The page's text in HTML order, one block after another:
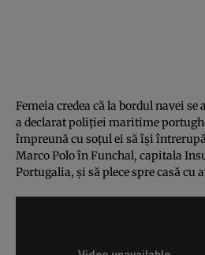
Femeia credea că la bordul navei
a declarat poliţiei maritime
împreună cu soţul ei să îşi
Marco Polo în Funchal, capitala
Portugalia, şi să plece spre casă cu